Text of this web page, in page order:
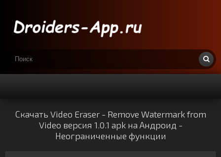
Скачать Video Eraser - Remove Watermark from
Video версия 1.0.1 apk на Андроид -
Неограниченные функции